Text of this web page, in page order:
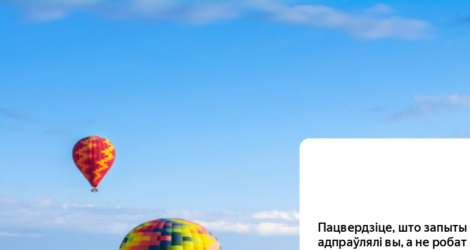
Пацвердзіце, што запыты
адпраўлялі вы, а не робат